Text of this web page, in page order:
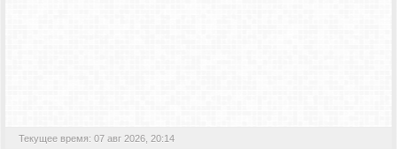
Текущее время: 07 авг 2026, 20:14